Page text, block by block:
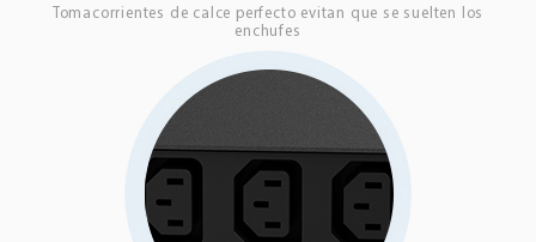
Tomacorrientes de calce perfecto evitan que se suelten los
enchufes